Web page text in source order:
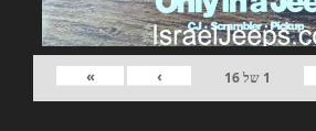
1 של16
›
»